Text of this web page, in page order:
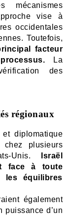
mécanismes
vise à
occidentales
Toutefois,
facteur
La
des
régionaux
et diplomatique
chez plusieurs
Unis.
Israël
face à toute
les équilibres
également
puissance d’un